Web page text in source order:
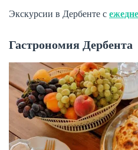
Экскурсии в Дербенте с
Гастрономия Дербента